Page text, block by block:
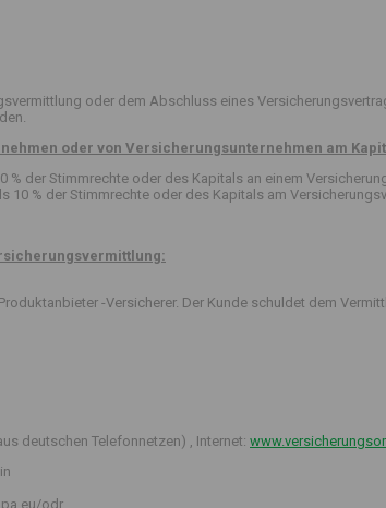
oder dem Abschluss eines
oder von Versicherungsunternehmen am
der Stimmrechte oder des Kapitals an einem
% der Stimmrechte oder des Kapitals am
-Versicherer. Der Kunde schuldet dem
deutschen Telefonnetzen) , Internet:
odr